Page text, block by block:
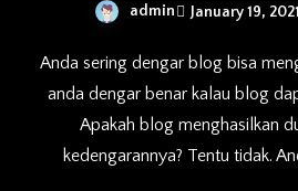
admin January 19, 2021
Anda sering dengar blog bisa menghasilkan duit? Ya, yang
anda dengar benar kalau blog
Apakah blog menghasilkan
kedengarannya? Tentu tidak.